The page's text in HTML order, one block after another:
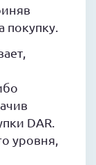
DAR.
уровня,